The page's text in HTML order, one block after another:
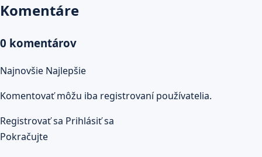
Komentáre
0 komentárov
Najnovšie Najlepšie
Komentovať môžu iba registrovaní používatelia.
Registrovať sa Prihlásiť sa
Pokračujte